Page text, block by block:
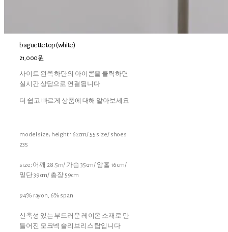
baguette top (white)
21,000원
사이트 왼쪽 하단의 아이콘을 클릭하면
실시간 상담으로 연결됩니다
더 쉽고 빠르게 상품에 대해 알아보세요
model size; height 162cm/ 55 size/ shoes
235
size; 어깨 28.5m/ 가슴 35cm/ 암홀 16cm/
밑단 39cm/ 총장 59cm
94% rayon, 6% span
신축성 있는 부드러운 레이온 소재로 만
들어진 모크넥 슬리브리스 탑입니다